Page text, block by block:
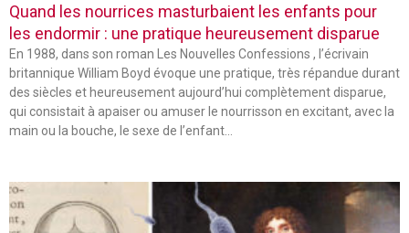
Quand les nourrices masturbaient les enfants pour
les endormir : une pratique heureusement disparue
En 1988, dans son roman Les Nouvelles Confessions , l’écrivain
britannique William Boyd évoque une pratique, très répandue durant
des siècles et heureusement aujourd’hui complètement disparue,
qui consistait à apaiser ou amuser le nourrisson en excitant, avec la
main ou la bouche, le sexe de l’enfant…